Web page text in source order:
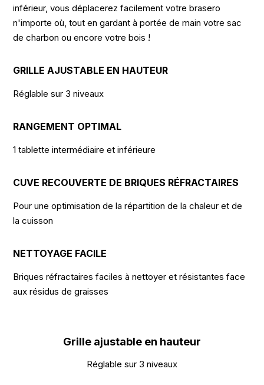
inférieur, vous déplacerez facilement votre brasero
n'importe où, tout en gardant à portée de main votre sac
de charbon ou encore votre bois !
GRILLE AJUSTABLE EN HAUTEUR
Réglable sur 3 niveaux
RANGEMENT OPTIMAL
1 tablette intermédiaire et inférieure
CUVE RECOUVERTE DE BRIQUES RÉFRACTAIRES
Pour une optimisation de la répartition de la chaleur et de
la cuisson
NETTOYAGE FACILE
Briques réfractaires faciles à nettoyer et résistantes face
aux résidus de graisses
Grille ajustable en hauteur
Réglable sur 3 niveaux